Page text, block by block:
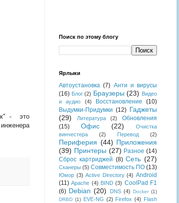
- это
Поиск по этому блогу
Ярлыки
Автоустановка (7) Анти и вирусы
(16) Блог (2) Браузеры (23)
Видео
и аудио
(4) Восстановление
(10)
Выдумки-Придумки (12) Гаджеты
(29)
Литература (2)
Обновления
(15)
Офис (22)
Очистка
винчестера
(2) Перевод (2)
Периферия (44) Приложения
(39) Принтеры (27) Разное (14)
Сброс картриджей (8) Сеть (27)
Сканеры (5) Совместимость ПО (13)
Юмор (3) Active Directory (4) Android
(11) Apache (4) BIND (3) CoolPad F1
(6) Debian (20) DNS (4) Docker (1)
DRBD (1) EVE-NG (2) Firefox (4)
Flash